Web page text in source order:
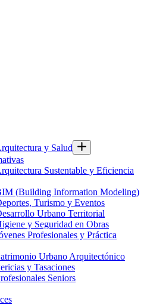
y Salud
Sustentable y Eficiencia
(Building Information Modeling)
Turismo y Eventos
Urbano Territorial
y Seguridad en Obras
Profesionales y Práctica
Urbano Arquitectónico
y Tasaciones
Seniors